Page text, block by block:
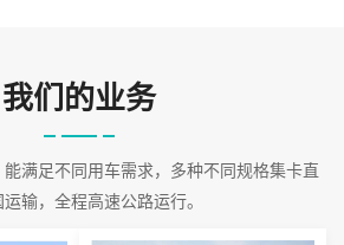
我们的业务
满足不同用车需求，多种不同规格集卡直
输，全程高速公路运行。